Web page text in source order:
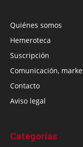
Quiénes somos
Hemeroteca
Suscripción
Comunicación,
Contacto
Aviso legal
Categorías